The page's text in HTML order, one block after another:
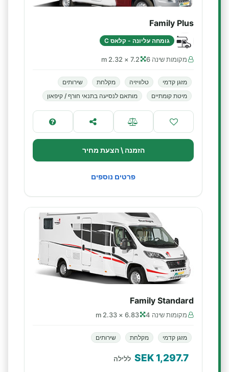
Family Plus
גומחה עליונה - קלאס C
מקומות שינה 6 7.2 × 2.32 m
מזגן קדמי טלוויזיה מקלחת
שירותים
מיטת קומתיים
מותאם לנסיעה בתנאי חורף / קיפאון
הזמנה \ הצעת מחיר
פרטים נוספים
Family Standard
מקומות שינה 4 6.83 × 2.33 m
מזגן קדמי מקלחת שירותים
1,297.7
SEK ללילה